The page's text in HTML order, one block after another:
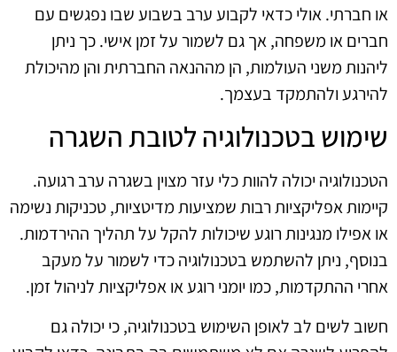
או חברתי. אולי כדאי לקבוע ערב בשבוע שבו נפגשים עם
חברים או משפחה, אך גם לשמור על זמן אישי. כך ניתן
ליהנות משני העולמות, הן מההנאה החברתית והן מהיכולת
להירגע ולהתמקד בעצמך.
שימוש בטכנולוגיה לטובת השגרה
הטכנולוגיה יכולה להוות כלי עזר מצוין בשגרה ערב רגועה.
קיימות אפליקציות רבות שמציעות מדיטציות, טכניקות נשימה
או אפילו מנגינות רוגע שיכולות להקל על תהליך ההירדמות.
בנוסף, ניתן להשתמש בטכנולוגיה כדי לשמור על מעקב
אחרי ההתקדמות, כמו יומני רוגע או אפליקציות לניהול זמן.
חשוב לשים לב לאופן השימוש בטכנולוגיה, כי יכולה גם